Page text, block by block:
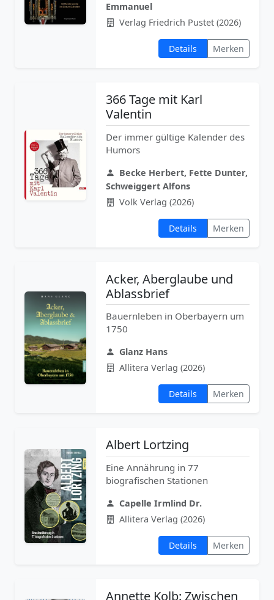
Emmanuel
Verlag Friedrich Pustet (2026)
Details Merken
366 Tage mit Karl
Valentin
Der immer gültige Kalender des
Humors
Becke Herbert, Fette Dunter,
Schweiggert Alfons
Volk Verlag (2026)
Details Merken
Acker, Aberglaube und
Ablassbrief
Bauernleben in Oberbayern um
1750
Glanz Hans
Allitera Verlag (2026)
Details Merken
Albert Lortzing
Eine Annährung in 77
biografischen Stationen
Capelle Irmlind Dr.
Allitera Verlag (2026)
Details Merken
Annette Kolb: Zwischen